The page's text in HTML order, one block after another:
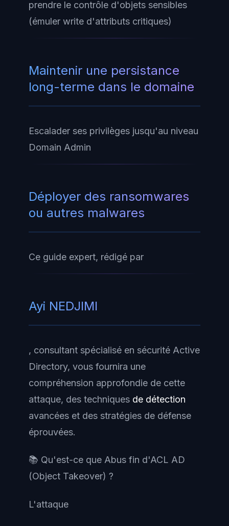
prendre le contrôle d'objets sensibles
(émuler write d'attributs critiques)
Maintenir une persistance
long-terme dans le domaine
Escalader ses privilèges jusqu'au niveau
Domain Admin
Déployer des ransomwares
ou autres malwares
Ce guide expert, rédigé par
Ayi NEDJIMI
, consultant spécialisé en sécurité Active
Directory, vous fournira une
compréhension approfondie de cette
attaque, des techniques de détection
avancées et des stratégies de défense
éprouvées.
📚 Qu'est-ce que Abus fin d'ACL AD
(Object Takeover) ?
L'attaque